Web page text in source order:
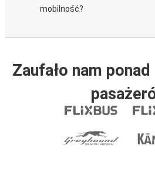
mobilność?
Zaufało nam